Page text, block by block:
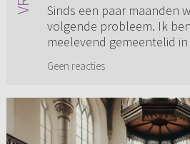
Sinds een paar maanden
volgende probleem. Ik
meelevend gemeentelid
ook ouderling. Heb me
Geen reacties